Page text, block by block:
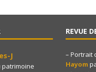
J
patrimoine
REVUE
– Portrait
Hayom